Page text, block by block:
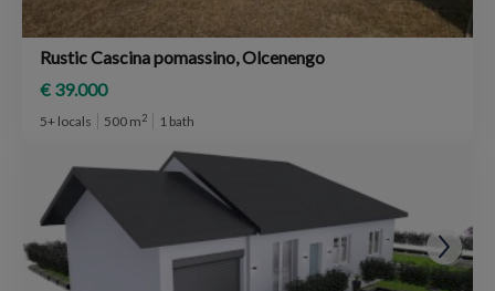
Rustic Cascina pomassino, Olcenengo
€ 39.000
5+ locals 500 m2 1 bath